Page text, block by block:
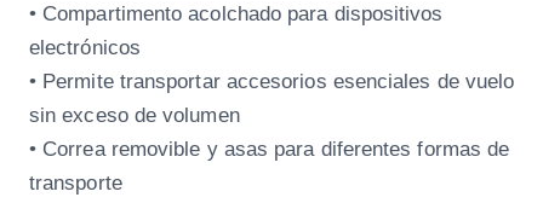
• Compartimento acolchado para dispositivos
electrónicos
• Permite transportar accesorios esenciales de vuelo
sin exceso de volumen
• Correa removible y asas para diferentes formas de
transporte